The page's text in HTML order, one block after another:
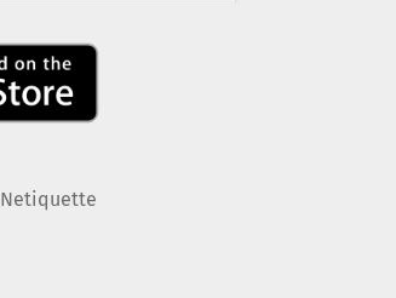
Netiquette